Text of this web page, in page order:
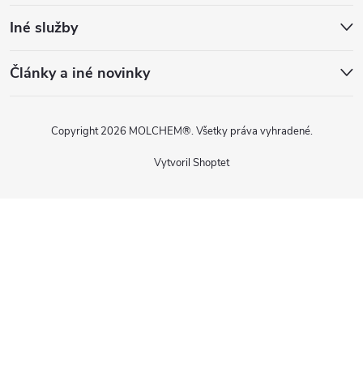
Iné služby
Články a iné novinky
Vytvoril Shoptet
Copyright 2026 MOLCHEM®. Všetky práva vyhradené.